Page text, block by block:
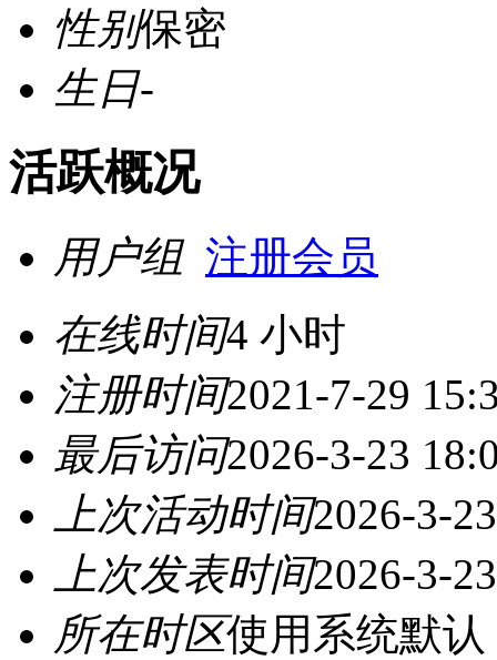
性别保密
生日-
活跃概况
用户组 注册会员
在线时间4 小时
注册时间2021-7-29
最后访问2026-3-23
上次活动时间2026-3-
上次发表时间2026-3-
所在时区使用系统默认